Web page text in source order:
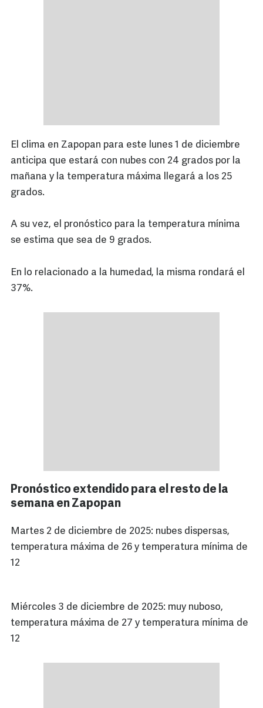
El clima en Zapopan para este lunes 1 de diciembre
anticipa que estará con nubes con 24 grados por la
mañana y la temperatura máxima llegará a los 25
grados.
A su vez, el pronóstico para la temperatura mínima
se estima que sea de 9 grados.
En lo relacionado a la humedad, la misma rondará el
37%.
Pronóstico extendido para el resto de la
semana en Zapopan
Martes 2 de diciembre de 2025: nubes dispersas,
temperatura máxima de 26 y temperatura mínima de
12
Miércoles 3 de diciembre de 2025: muy nuboso,
temperatura máxima de 27 y temperatura mínima de
12